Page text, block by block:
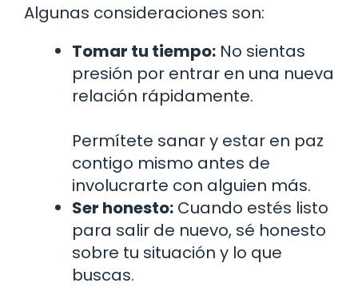
Algunas consideraciones son:
Tomar tu tiempo: No sientas
presión por entrar en una nueva
relación rápidamente.
Permítete sanar y estar en paz
contigo mismo antes de
involucrarte con alguien más.
Ser honesto: Cuando estés listo
para salir de nuevo, sé honesto
sobre tu situación y lo que
buscas.